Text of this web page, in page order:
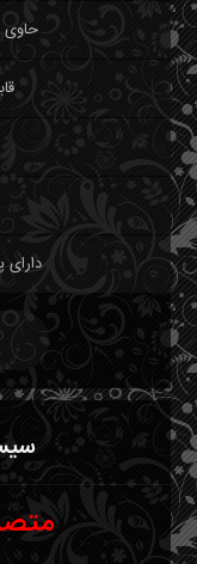
حاوی 65 سرور پرقدرت در سه لاین
دارای